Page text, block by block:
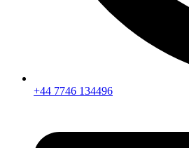
+44 7746 134496